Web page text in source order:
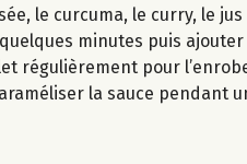
le curcuma, le curry, le
minutes puis
régulièrement pour
la sauce pendant